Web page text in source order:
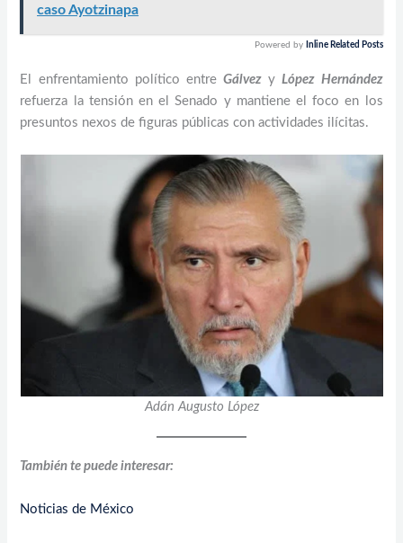
caso Ayotzinapa
Powered by Inline Related Posts
El enfrentamiento político entreGálvez yLópez Hernández
refuerza la tensión en el Senado y mantiene el foco en los
presuntos nexos de figuras públicas con actividades ilícitas.
Adán Augusto López
También te puede interesar:
Noticias de México